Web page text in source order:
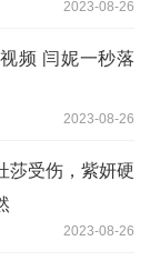
2023-08-26
频 闫妮一秒落
2023-08-26
莎受伤，紫妍硬
2023-08-26